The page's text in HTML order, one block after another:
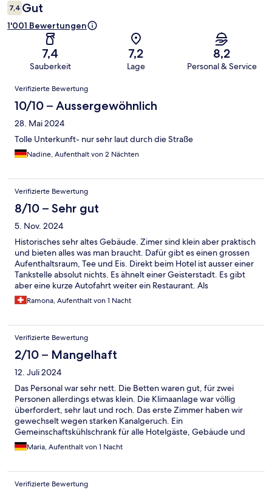
7,4 Gut
1'001 Bewertungen
7,4
Sauberkeit
7,2
Lage
8,2
Personal & Service
Bewertungen
Verifizierte Bewertung
10/10 – Aussergewöhnlich
28. Mai 2024
Tolle Unterkunft- nur sehr laut durch die Straße
Nadine, Aufenthalt von 2 Nächten
Verifizierte Bewertung
8/10 – Sehr gut
5. Nov. 2024
Historisches sehr altes Gebäude. Zimer sind klein aber praktisch
und bieten alles was man braucht. Dafür gibt es einen grossen
Aufenthaltsraum, Tee und Eis. Direkt beim Hotel ist ausser einer
Tankstelle absolut nichts. Es ähnelt einer Geisterstadt. Es gibt
aber eine kurze Autofahrt weiter ein Restaurant. Als
Ausgangspunkt fürs Death Valley hat es eine super Lage. Sehr
freundliches Personal und viel historischer Charm. Mal was ganz
Ramona, Aufenthalt von 1 Nacht
Verifizierte Bewertung
2/10 – Mangelhaft
12. Juli 2024
Das Personal war sehr nett. Die Betten waren gut, für zwei
Personen allerdings etwas klein. Die Klimaanlage war völlig
überfordert, sehr laut und roch. Das erste Zimmer haben wir
gewechselt wegen starken Kanalgeruch. Ein
Gemeinschaftskühlschrank für alle Hotelgäste, Gebäude und
Bäder sind ziemlich runter gekommen. Preis Leistung ist völlig
überteuert.
Maria, Aufenthalt von 1 Nacht
Verifizierte Bewertung